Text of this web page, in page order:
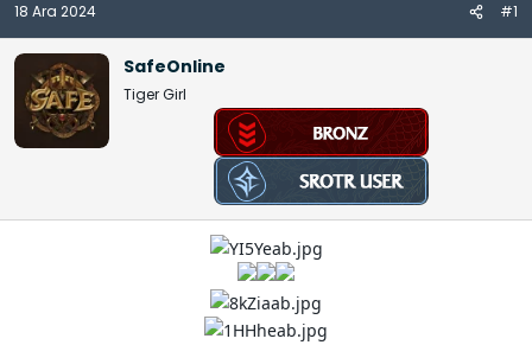
B
a
ş
l
ı
ç
r
18 Ara 2024 #1
SafeOnline
Tiger Girl